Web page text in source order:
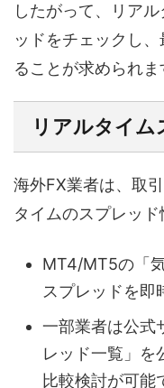
したがって、リア
ッドをチェックし
ることが求められま
リアルタイム
海外FX業者は、取
タイムのスプレッド
MT4/MT5の「
スプレッドを即
一部業者は公式
レッド一覧」を
比較検討が可能